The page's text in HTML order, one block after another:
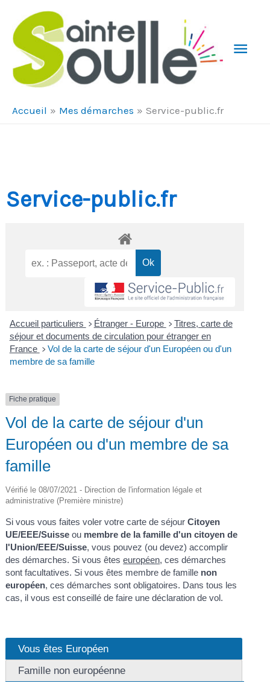
Accueil Mes démarches Service-public.fr
Service-public.fr
Accueil particuliers > Étranger - Europe > Titres, carte de
séjour et documents de circulation pour étranger en
France > Vol de la carte de séjour d'un Européen ou d'un
membre de sa famille
Fiche pratique
Vol de la carte de séjour d'un
Européen ou d'un membre de sa
famille
Vérifié le 08/07/2021 - Direction de l'information légale et
administrative (Première ministre)
Si vous vous faites voler votre carte de séjourCitoyen
UE/EEE/Suisse ou membre de la famille d'un citoyen de
l'Union/EEE/Suisse, vous pouvez (ou devez) accomplir
des démarches. Si vous êteseuropéen, ces démarches
sont facultatives. Si vous êtes membre de famille non
européen, ces démarches sont obligatoires. Dans tous les
cas, il vous est conseillé de faire une déclaration de vol.
Vous êtes Européen
Famille non européenne